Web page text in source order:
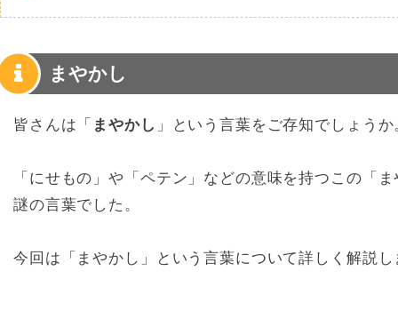
まやかし
皆さんは「 まやかし 」という言葉をご存知でしょうか
「にせもの」や「ペテン」などの意味を持つこの「
謎の言葉でした。
今回は「まやかし」という言葉について詳しく解説し